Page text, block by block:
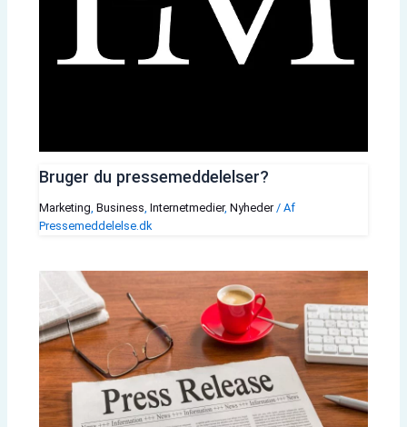
Bruger du pressemeddelelser?
Marketing, Business, Internetmedier, Nyheder/ Af
Pressemeddelelse.dk